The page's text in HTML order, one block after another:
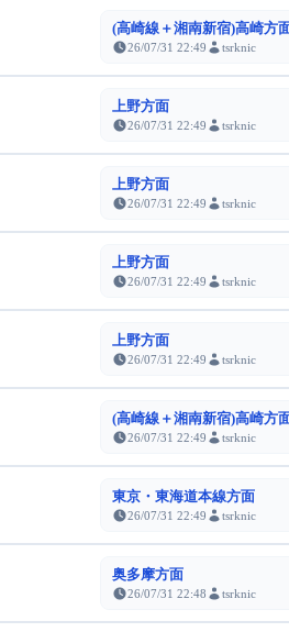
(高崎線＋湘南新宿)高崎方
26/07/31 22:49 tsrknic
上野方面
26/07/31 22:49 tsrknic
上野方面
26/07/31 22:49 tsrknic
上野方面
26/07/31 22:49 tsrknic
上野方面
26/07/31 22:49 tsrknic
(高崎線＋湘南新宿)高崎方
26/07/31 22:49 tsrknic
東京・東海道本線方面
26/07/31 22:49 tsrknic
奥多摩方面
26/07/31 22:48 tsrknic